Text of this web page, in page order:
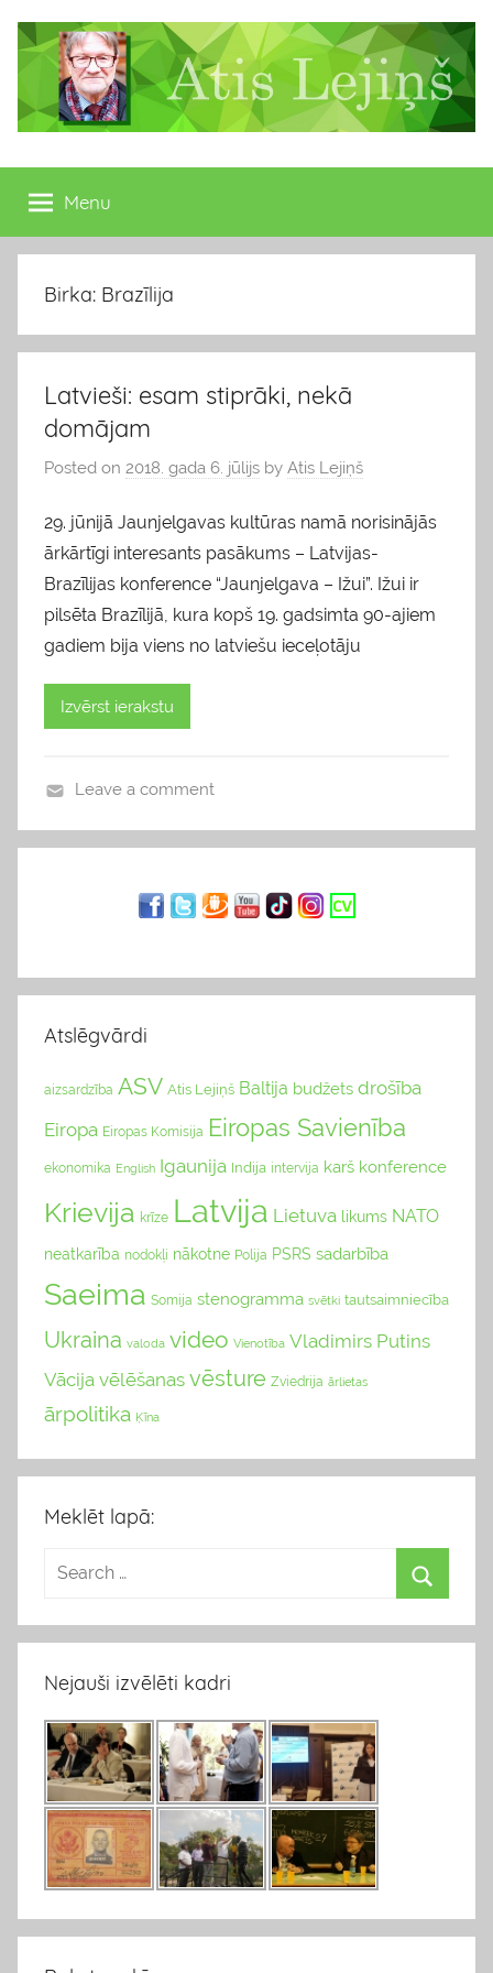
content
Atis
Lejiņš
13.
Saeimas
deputāts
Menu
Birka: Brazīlija
Latvieši: esam stiprāki, nekā
domājam
Posted on 2018. gada 6. jūlijs by Atis Lejiņš
29. jūnijā Jaunjelgavas kultūras namā norisinājās
ārkārtīgi interesants pasākums – Latvijas-
Brazīlijas konference “Jaunjelgava – Ižui”. Ižui ir
pilsēta Brazīlijā, kura kopš 19. gadsimta 90-ajiem
gadiem bija viens no latviešu ieceļotāju
Izvērst ierakstu
l
Leave a comment
Atslēgvārdi
aizsardzība ASV Atis Lejiņš Baltija budžets drošība
Eiropa Eiropas Komisija Eiropas Savienība
ekonomika English Igaunija Indija intervija karš konference
Krievija krīze Latvija Lietuva likums NATO
neatkarība nodokļi nākotne Polija PSRS sadarbība
Saeima Somija stenogramma svētki tautsaimniecība
Ukraina valoda video Vienotība Vladimirs Putins
Vācija vēlēšanas vēsture Zviedrija ārlietas
ārpolitika Ķīna
Meklēt lapā:
Nejauši izvēlēti kadri